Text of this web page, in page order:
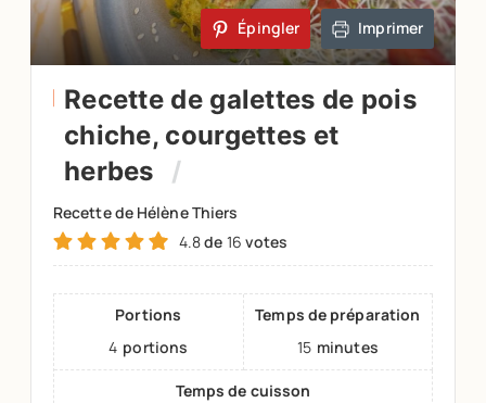
Épingler Imprimer
Recette de galettes de pois
chiche, courgettes et
herbes
Recette de Hélène Thiers
4.8de 16 votes
Portions
4 portions
Temps de préparation
15 minutes
Temps de cuisson